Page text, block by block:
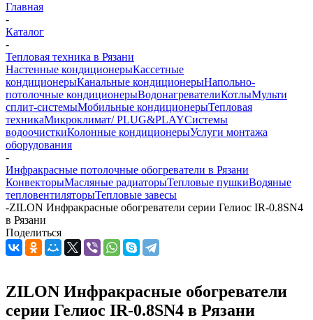
Главная
-
Каталог
-
Тепловая техника в Рязани
Настенные кондиционерыКассетные
кондиционерыКанальные кондиционерыНапольно-
потолочные кондиционерыВодонагревателиКотлыМульти
сплит-системыМобильные кондиционерыТепловая
техникаМикроклимат/ PLUG&PLAYСистемы
водоочисткиКолонные кондиционерыУслуги монтажа
оборудования
-
Инфракрасные потолочные обогреватели в Рязани
КонвекторыМасляные радиаторыТепловые пушкиВодяные
тепловентиляторыТепловые завесы
-ZILON Инфракрасные обогреватели серии Гелиос IR-0.8SN4
в Рязани
Поделиться
ZILON Инфракрасные обогреватели
серии Гелиос IR-0.8SN4 в Рязани